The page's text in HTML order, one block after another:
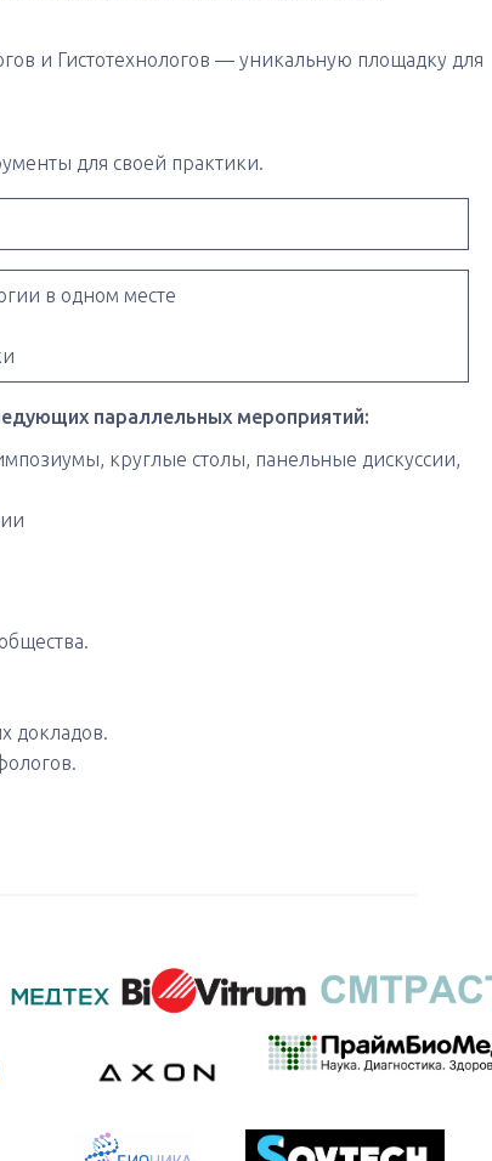
и Гистотехнологов — уникальную площадку для
для своей практики.
в одном месте
параллельных мероприятий:
круглые столы, панельные дискуссии,
докладов.